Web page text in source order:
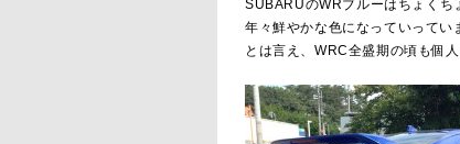
SUBARUのWRブルーはちょくち
年々鮮やかな色になっていってい
とは言え、WRC全盛期の頃も個